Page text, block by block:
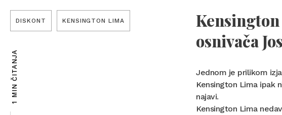
DISKONT KENSINGTON LIMA
1 MIN ČITANJA
osnivača
Jednom je prilikom
Kensington Lima ipak
najavi.
Kensington Lima